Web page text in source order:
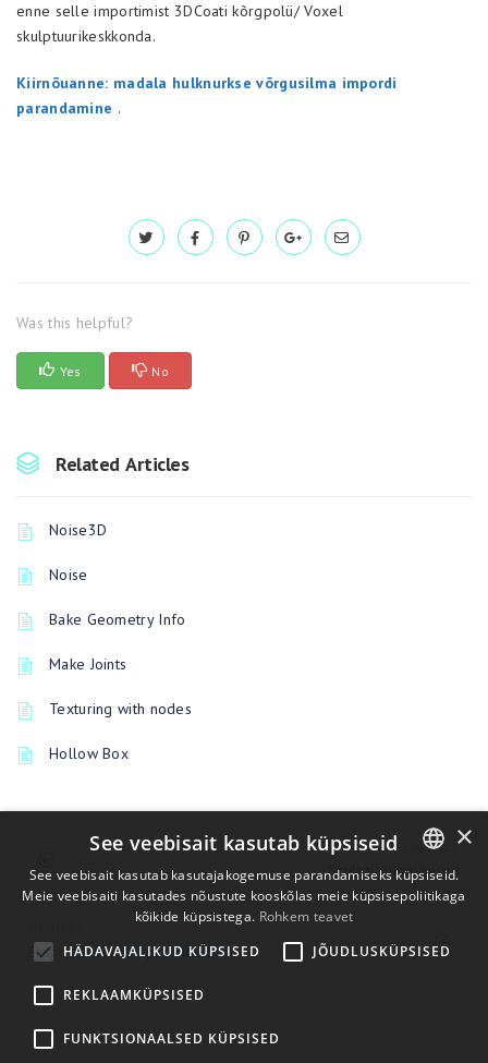
enne selle importimist 3DCoati kõrgpolü/ Voxel
skulptuurikeskkonda.
Kiirnõuanne: madala hulknurkse võrgusilma impordi
parandamine .
Was this helpful?
Yes No
Related Articles
Noise3D
Noise
Bake Geometry Info
Make Joints
Texturing with nodes
Hollow Box
PREVIOUSLY
Sculpti ruumi käsud
Eksportimine skulptuuriruumist
ENGLISH
×
See veebisait kasutab küpsiseid
See veebisait kasutab kasutajakogemuse parandamiseks küpsiseid.
Meie veebisaiti kasutades nõustute kooskõlas meie küpsisepoliitikaga
kõikide küpsistega. Rohkem teavet
HÄDAVAJALIKUD KÜPSISED
JÕUDLUSKÜPSISED
REKLAAMKÜPSISED
FUNKTSIONAALSED KÜPSISED